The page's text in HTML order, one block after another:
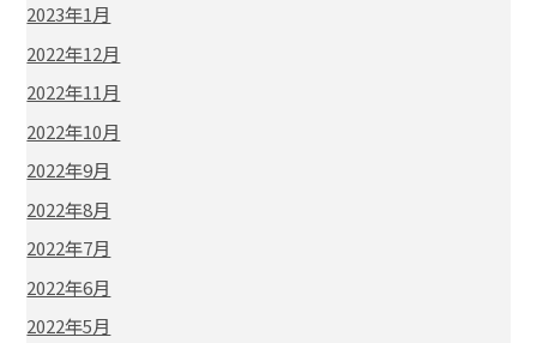
2023年1月
2022年12月
2022年11月
2022年10月
2022年9月
2022年8月
2022年7月
2022年6月
2022年5月